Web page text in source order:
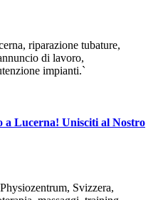
a Lucerna! Unisciti al Nostro